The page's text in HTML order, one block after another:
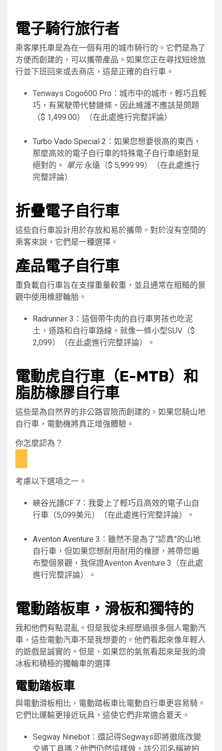
電子騎行旅行者
乘客摩托車是為在一個有用的城市騎行的。它們是為了
方便而創建的，可以攜帶產品。如果您正在尋找短途旅
行並下班回來或去商店，這是正確的自行車。
Tenways Cogo600 Pro：城市中的城市，輕巧且輕
巧，有駕駛帶代替鏈條，因此維護不應該是問題
（$ 1,499.00）（在此處進行完整評論）
Turbo Vado Special 2 ：如果您想要很高的東西，
那麼高效的電子自行車的特殊電子自行車絕對是
絕對的。 單元永遠（$ 5,999.99）（在此處進行
完整評論）
折疊電子自行車
這些自行車設計用於存放和易於攜帶。對於沒有空間的
乘客來說，它們是一種選擇。
產品電子自行車
重負載自行車旨在支撐重量較重，並且通常在粗糙的景
觀中使用橡膠輪胎。
Radrunner 3 ：這個帶牛肉的自行車男孩也吃泥
土，道路和自行車路線。就像一條小型SUV（$
2,099）（在此處進行完整評論）。
電動虎自行車（E-MTB）和
脂肪橡膠自行車
這些是為自然界的非公路冒險而創建的。如果您騎山地
自行車，電動機將真正增強體驗。
你怎麼認為？
考慮以下選項之一。
峽谷光譜CF 7 ：我愛上了輕巧且高效的電子山自
行車（5,099美元）（在此處進行完整評論）。
Aventon Aventure 3 ：雖然不是為了“認真”的山地
自行車，但如果您想耐用耐用的橡膠，將帶您遍
布整個景觀，我保證Aventon Aventure 3（在此處
進行完整評論）。
電動踏板車，滑板和獨特的
我和他們有點混亂。但是我從未經歷過很多個人電動汽
車，這些電動汽車不是我想要的。他們看起來像年輕人
的遊戲是誠實的。但是，如果您的氣氛看起來是我的滑
冰板和積極的獨輪車的選擇
電動踏板車
與電動滑板相比，電動踏板車比電動自行車更容易騎。
它們比運輸更接近玩具，這使它們非常適合夏天。
Segway Ninebot：還記得Segways即將徹底改變
交通工具嗎？他們仍然這樣做。該公司名稱被拍